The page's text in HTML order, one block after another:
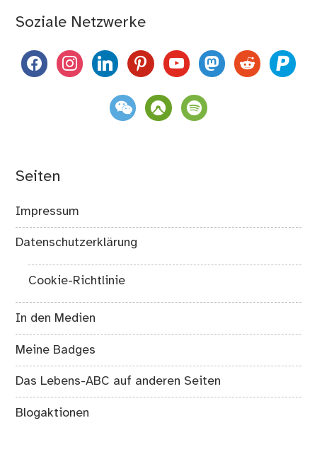
Soziale Netzwerke
facebookinstagramlinkedinpinterestyoutubemastodon
reddit paypal
weixin komootspotify
Seiten
Impressum
Datenschutzerklärung
Cookie-Richtlinie
In den Medien
Meine Badges
Das Lebens-ABC auf anderen Seiten
Blogaktionen